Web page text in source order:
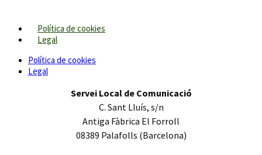
Política de cookies
Legal
Política de cookies
Legal
Servei Local de Comunicació
C. Sant Lluís, s/n
Antiga Fàbrica El Forroll
08389 Palafolls (Barcelona)